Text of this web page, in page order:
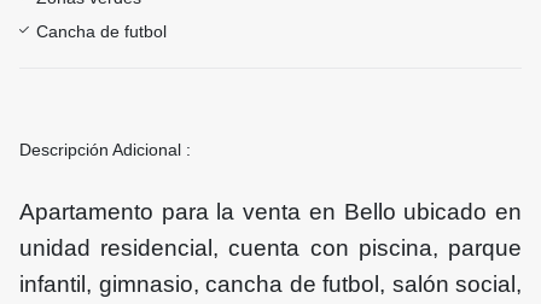
Cancha de futbol
Descripción Adicional :
Apartamento para la venta en Bello ubicado en
unidad residencial, cuenta con piscina, parque
infantil, gimnasio, cancha de futbol, salón social,